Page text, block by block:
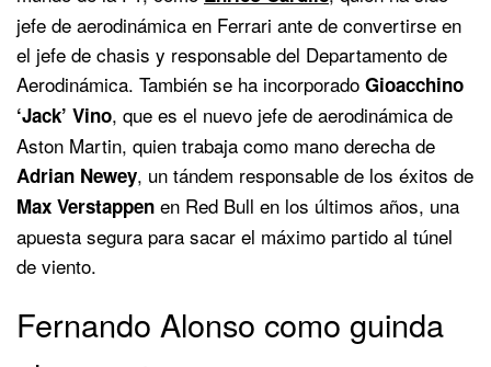
jefe de aerodinámica en Ferrari ante de convertirse en
el jefe de chasis y responsable del Departamento de
Aerodinámica. También se ha incorporado Gioacchino
‘Jack’ Vino, que es el nuevo jefe de aerodinámica de
Aston Martin, quien trabaja como mano derecha de
Adrian Newey, un tándem responsable de los éxitos de
Max Verstappen en Red Bull en los últimos años, una
apuesta segura para sacar el máximo partido al túnel
de viento.
Fernando Alonso como guinda